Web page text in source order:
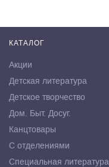
КАТАЛОГ
Акции
Детская литература
Детское творчество
Дом. Быт. Досуг.
Канцтовары
С отделениями
Специальная литература